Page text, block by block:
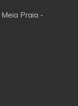
Praia -